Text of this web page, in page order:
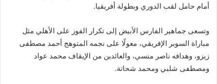
أمام حامل لقب الدوري وبطولة أفريقيا.
وتسعى جماهير الفارس الأبيض إلى تكرار الفوز على الأهلي مثل
مباراة السوبر الإفريقي، معولًا على نجمه المتوهج أحمد مصطفى
زيزو، وهدافه ناصر منسي، والعائدين من الإيقاف محمد عواد
ومصطفى شلبي ومحمد شحاتة.